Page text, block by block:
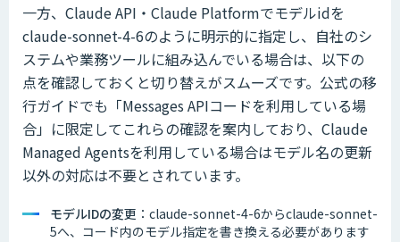
一方、Claude API・Claude Platformでモデルidを
claude-sonnet-4-6のように明示的に指定し、自社のシ
ステムや業務ツールに組み込んでいる場合は、以下の
点を確認しておくと切り替えがスムーズです。公式の移
行ガイドでも「Messages APIコードを利用している場
合」に限定してこれらの確認を案内しており、Claude
Managed Agentsを利用している場合はモデル名の更新
以外の対応は不要とされています。
モデルIDの変更 ：claude-sonnet-4-6からclaude-sonnet-
5へ、コード内のモデル指定を書き換える必要があります